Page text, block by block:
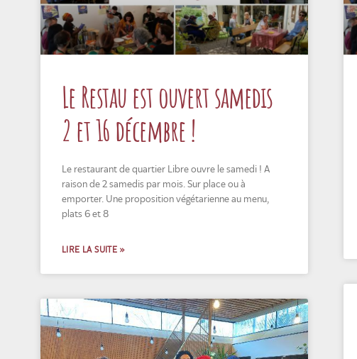
Le Restau est ouvert samedis
2 et 16 décembre !
Le restaurant de quartier Libre ouvre le samedi ! A
raison de 2 samedis par mois. Sur place ou à
emporter. Une proposition végétarienne au menu,
plats 6 et 8
LIRE LA SUITE »